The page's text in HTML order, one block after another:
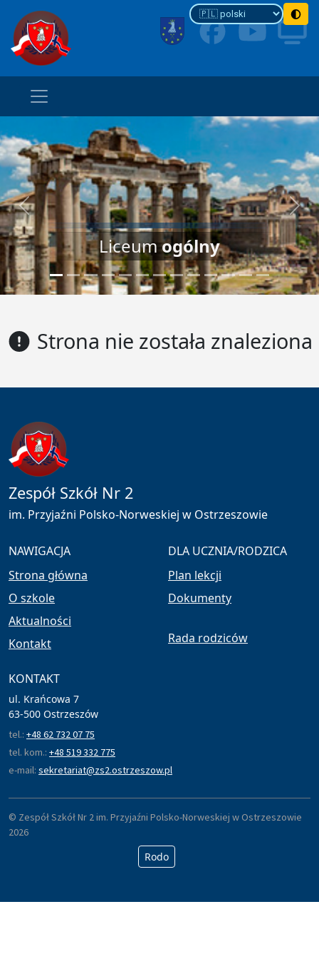
Liceumogólny
Previous Next
Strona nie została znaleziona
Zespół Szkół Nr 2
im. Przyjaźni Polsko-Norweskiej w Ostrzeszowie
NAWIGACJA
Strona główna
O szkole
Aktualności
Kontakt
DLA UCZNIA/RODZICA
Plan lekcji
Dokumenty
Rada rodziców
KONTAKT
ul. Krańcowa 7
63-500 Ostrzeszów
tel.: +48 62 732 07 75
tel. kom.: +48 519 332 775
e-mail: sekretariat@zs2.ostrzeszow.pl
© Zespół Szkół Nr 2 im. Przyjaźni Polsko-Norweskiej w Ostrzeszowie
2026
Rodo